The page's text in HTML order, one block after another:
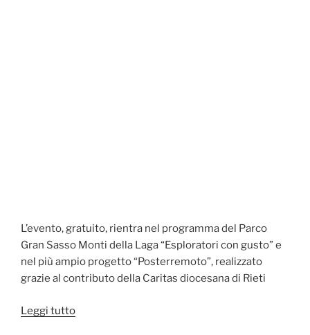
L’evento, gratuito, rientra nel programma del Parco
Gran Sasso Monti della Laga “Esploratori con gusto” e
nel più ampio progetto “Posterremoto”, realizzato
grazie al contributo della Caritas diocesana di Rieti
Leggi tutto“Natura